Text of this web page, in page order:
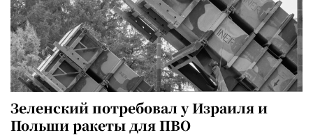
Зеленский потребовал у Израиля и
Польши ракеты для ПВО